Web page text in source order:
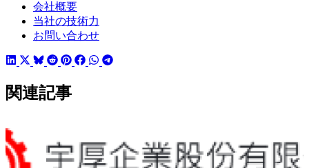
会社概要
当社の技術力
お問い合わせ
関連記事